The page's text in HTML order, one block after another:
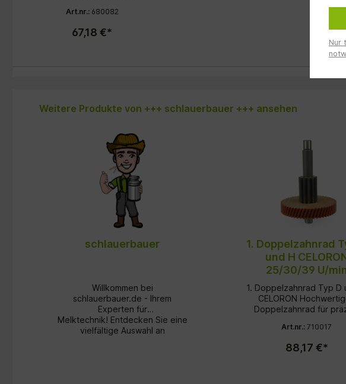
Wandhalterungen zur
Edelstahl- oder Packo
Stück) Passend für: Alle
Art.nr.: 680082
67,18 €*
Produktgalerie überspringen
Weitere Produkte von +++ schlauerbauer +++ ansehen
schlauerbauer
Willkommen bei
schlauerbauer.de - Ihrem
Experten für
Melktechnik! Entdecken Sie eine
vielfältige Auswahl an
1. Doppelzahnrad
und H
25/30/39 U/
1. Doppelzahnrad Typ D
CELORON Hochwertiges
Doppelzahnrad für
verschiedene
Produktdetails Typ: D und H
Art.nr.:710017
88,17 €*
Nur